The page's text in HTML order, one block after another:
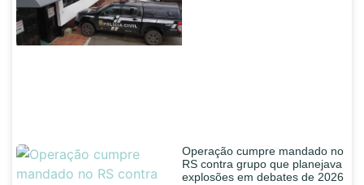
Operação cumpre mandado no
RS contra grupo que planejava
explosões em debates de 2026